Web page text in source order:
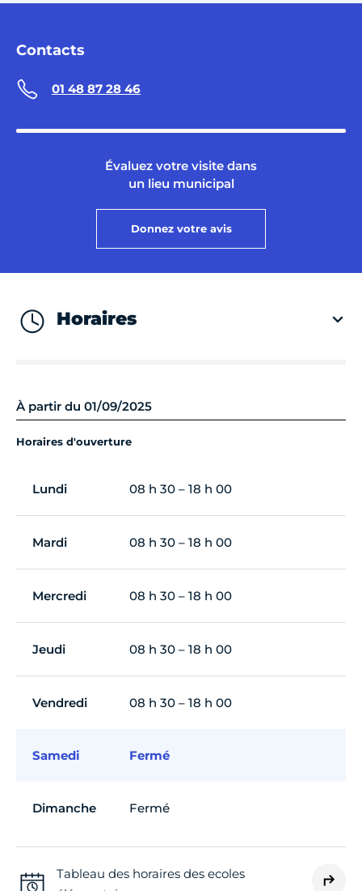
Contacts
01 48 87 28 46
Évaluez votre visite dans
un lieu municipal
Donnez votre avis
Horaires
À partir du 01/09/2025
Horaires d'ouverture
Lundi 08 h 30 – 18 h 00
Mardi 08 h 30 – 18 h 00
Mercredi 08 h 30 – 18 h 00
Jeudi 08 h 30 – 18 h 00
Vendredi 08 h 30 – 18 h 00
Samedi Fermé
Dimanche Fermé
Tableau des horaires des ecoles